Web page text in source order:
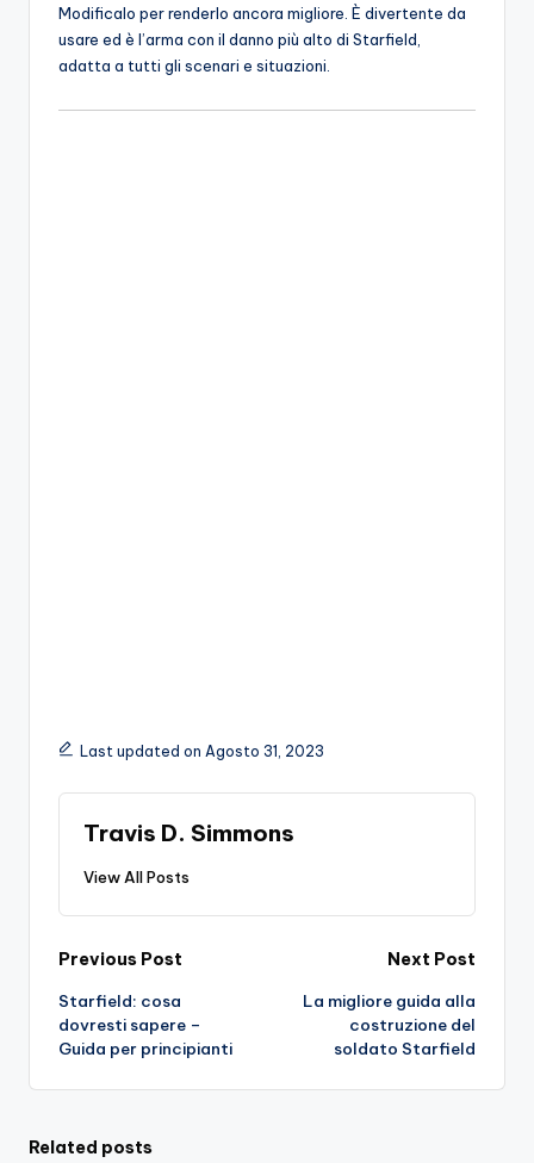
Modificalo per renderlo ancora migliore. È divertente da
usare ed è l’arma con il danno più alto di Starfield,
adatta a tutti gli scenari e situazioni.
Last updated on Agosto 31, 2023
Travis D. Simmons
View All Posts
Post
navigation
Previous Post
Starfield: cosa
dovresti sapere –
Guida per principianti
Next Post
La migliore guida alla
costruzione del
soldato Starfield
Related posts